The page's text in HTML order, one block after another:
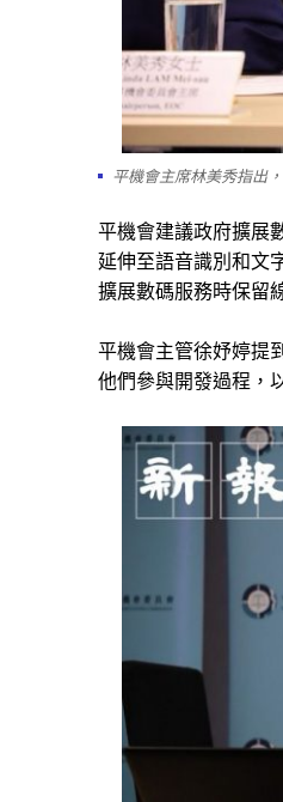
平機會主席林美秀指出
平機會建議政府擴展
延伸至語音識別和文
擴展數碼服務時保留
平機會主管徐妤婷提到
他們參與開發過程，